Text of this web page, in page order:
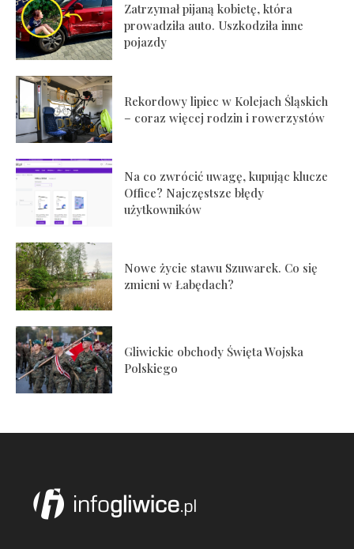
Zatrzymał pijaną kobietę, która
prowadziła auto. Uszkodziła inne
pojazdy
Rekordowy lipiec w Kolejach Śląskich
– coraz więcej rodzin i rowerzystów
Na co zwrócić uwagę, kupując klucze
Office? Najczęstsze błędy
użytkowników
Nowe życie stawu Szuwarek. Co się
zmieni w Łabędach?
Gliwickie obchody Święta Wojska
Polskiego